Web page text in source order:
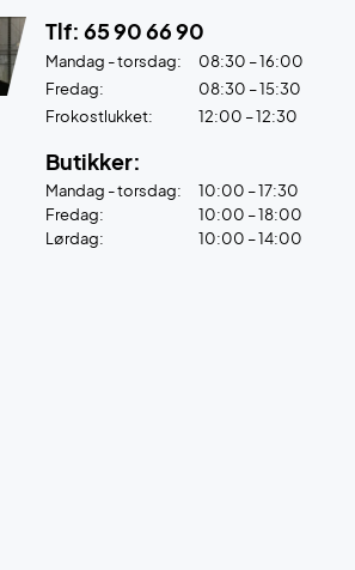
Tlf: 65 90 66 90
Mandag - torsdag:
08:30 – 16:00
Fredag:
08:30 – 15:30
Frokostlukket:
12:00 – 12:30
Butikker:
Mandag - torsdag:
10:00 – 17:30
Fredag:
10:00 – 18:00
Lørdag:
10:00 – 14:00